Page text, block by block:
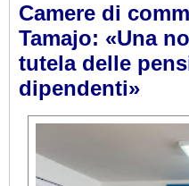
Camere di
Tamajo: «Una
tutela delle
dipendenti»